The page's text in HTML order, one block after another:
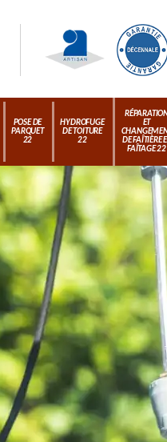
POSE DE
PARQUET
22
HYDROFUGE
DE TOITURE
22
ET
DE FAÎTIÈRE
FAÎTAGE 22